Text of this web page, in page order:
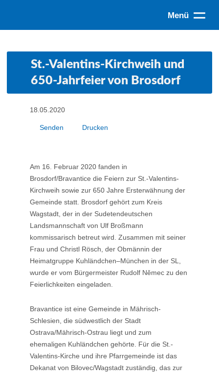
Menü
St.-Valentins-Kirchweih und
650-Jahrfeier von Brosdorf
18.05.2020
Senden Drucken
Am 16. Februar 2020 fanden in
Brosdorf/Bravantice die Feiern zur St.-Valentins-
Kirchweih sowie zur 650 Jahre Ersterwähnung der
Gemeinde statt. Brosdorf gehört zum Kreis
Wagstadt, der in der Sudetendeutschen
Landsmannschaft von Ulf Broßmann
kommissarisch betreut wird. Zusammen mit seiner
Frau und Christl Rösch, der Obmännin der
Heimatgruppe Kuhländchen–München in der SL,
wurde er vom Bürgermeister Rudolf Němec zu den
Feierlichkeiten eingeladen.
Bravantice ist eine Gemeinde in Mährisch-
Schlesien, die südwestlich der Stadt
Ostrava/Mährisch-Ostrau liegt und zum
ehemaligen Kuhländchen gehörte. Für die St.-
Valentins-Kirche und ihre Pfarrgemeinde ist das
Dekanat von Bilovec/Wagstadt zuständig, das zur